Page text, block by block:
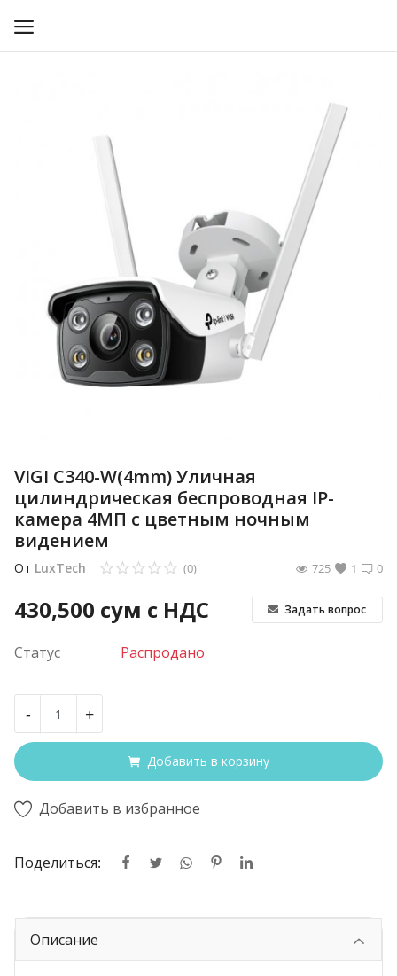
ДЛЯ ОПЕРАТОРОВ СВЯЗИ
Избранное
Контакты
VIGI C340-W(4mm) Уличная
цилиндрическая беспроводная IP-
камера 4МП с цветным ночным
видением
От LuxTech 0
(0) 1
725
430,500 сум с НДС Задать вопрос
Статус Распродано
- +
Добавить в корзину
Добавить в избранное
Поделиться:
Описание